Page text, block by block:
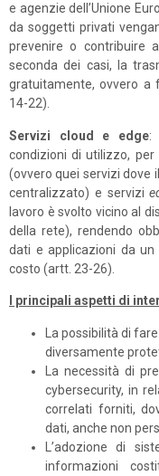
e agenzie dell’Unione
da soggetti privati
prevenire o contribuire
seconda dei casi, la
gratuitamente, ovvero a
14-22).
Servizi cloud e edge:
condizioni di utilizzo,
(ovvero quei servizi dove
centralizzato) e servizi
lavoro è svolto vicino al
della rete), rendendo
dati e applicazioni da un
costo (artt. 23-26).
I principali aspetti di
La possibilità di
diversamente
La necessità di
cybersecurity, in
correlati forniti,
dati, anche non
L’adozione di
informazioni